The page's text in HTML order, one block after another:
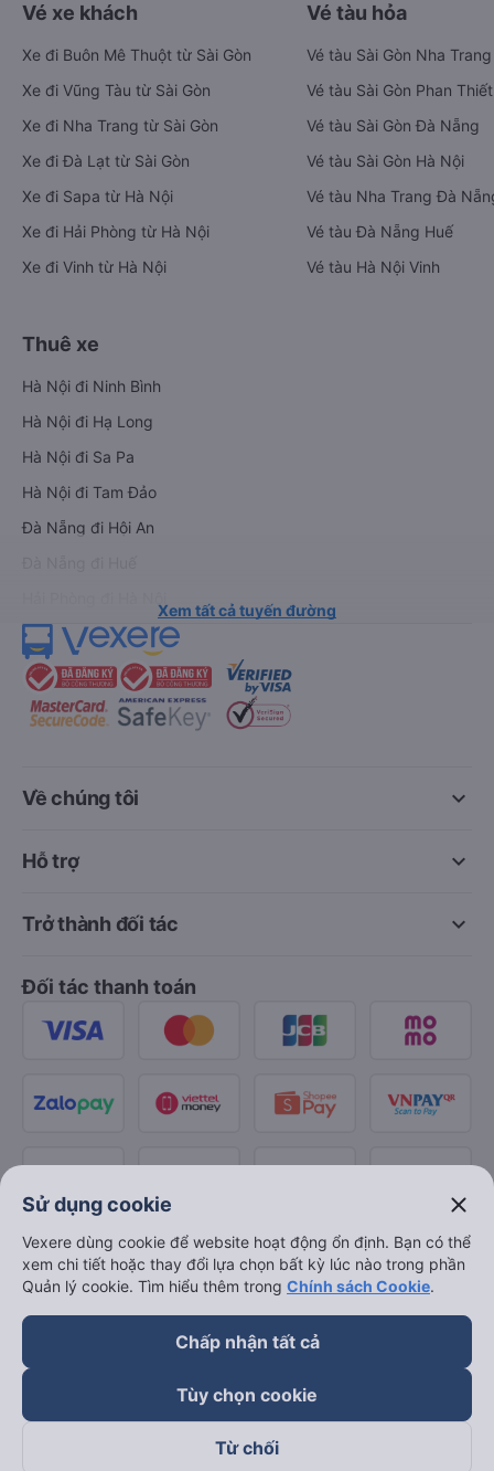
Vé xe khách
Xe đi Buôn Mê Thuột từ Sài Gòn
Xe đi Vũng Tàu từ Sài Gòn
Xe đi Nha Trang từ Sài Gòn
Xe đi Đà Lạt từ Sài Gòn
Xe đi Sapa từ Hà Nội
Xe đi Hải Phòng từ Hà Nội
Xe đi Vinh từ Hà Nội
Vé tàu hỏa
Vé tàu Sài Gòn Nha Trang
Vé tàu Sài Gòn Phan Thiết
Vé tàu Sài Gòn Đà Nẵng
Vé tàu Sài Gòn Hà Nội
Vé tàu Nha Trang Đà
Vé tàu Đà Nẵng Huế
Vé tàu Hà Nội Vinh
Thuê xe
Hà Nội đi Ninh Bình
Hà Nội đi Hạ Long
Hà Nội đi Sa Pa
Hà Nội đi Tam Đảo
Đà Nẵng đi Hội An
Xem tất cả tuyến đường
keyboard_arrow_down
Về chúng tôi
keyboard_arrow_down
Hỗ trợ
keyboard_arrow_down
Trở thành đối tác
Đối tác thanh toán
Sử dụng cookie close
Vexere dùng cookie để website hoạt động ổn định. Bạn có thể
xem chi tiết hoặc thay đổi lựa chọn bất kỳ lúc nào trong phần
Quản lý cookie. Tìm hiểu thêm trong Chính sách Cookie.
Chấp nhận tất cả
Tùy chọn cookie
Từ chối